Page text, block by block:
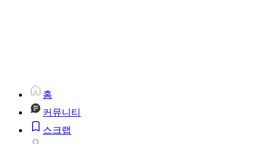
홈
커뮤니티
스크랩